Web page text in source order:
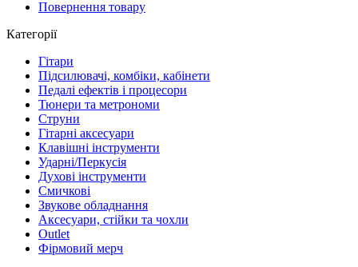
Повернення товару
Категорії
Гітари
Підсилювачі, комбіки, кабінети
Педалі ефектів і процесори
Тюнери та метрономи
Струни
Гітарні аксесуари
Клавішні інструменти
Ударні/Перкусія
Духові інструменти
Смичкові
Звукове обладнання
Аксесуари, стійки та чохли
Outlet
Фірмовий мерч